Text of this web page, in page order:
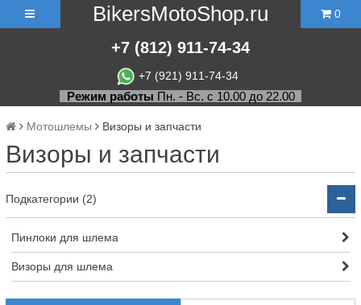
BikersMotoShop.ru
+7 (812) 911-74-34
+7 (921) 911-74-34
0
Режим работы Пн. - Вс. с 10.00 до 22.00
Мотошлемы Визоры и запчасти
Визоры и запчасти
Подкатегории (2)
Пинлоки для шлема
Визоры для шлема